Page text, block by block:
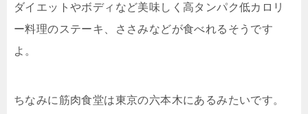
ダイエットやボディなど美味しく高タンパク低カロリ
ー料理のステーキ、ささみなどが食べれるそうです
よ。
ちなみに筋肉食堂は東京の六本木にあるみたいです。